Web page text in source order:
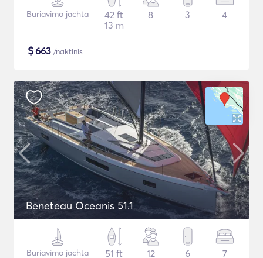
Buriavimo jachta
42 ft
13 m
8 3 4
$663 /naktinis
Beneteau Oceanis 51.1
Buriavimo jachta
51 ft
12 6 7